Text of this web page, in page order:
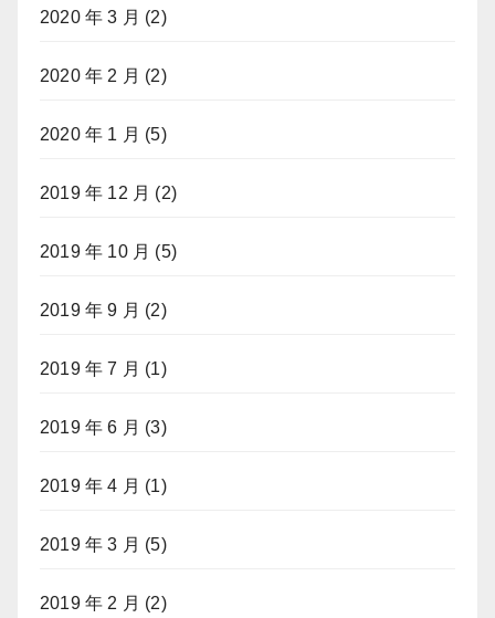
2020 年 3 月 (2)
2020 年 2 月 (2)
2020 年 1 月 (5)
2019 年 12 月 (2)
2019 年 10 月 (5)
2019 年 9 月 (2)
2019 年 7 月 (1)
2019 年 6 月 (3)
2019 年 4 月 (1)
2019 年 3 月 (5)
2019 年 2 月 (2)